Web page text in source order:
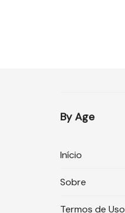
By Age
Início
Sobre
Termos de Uso